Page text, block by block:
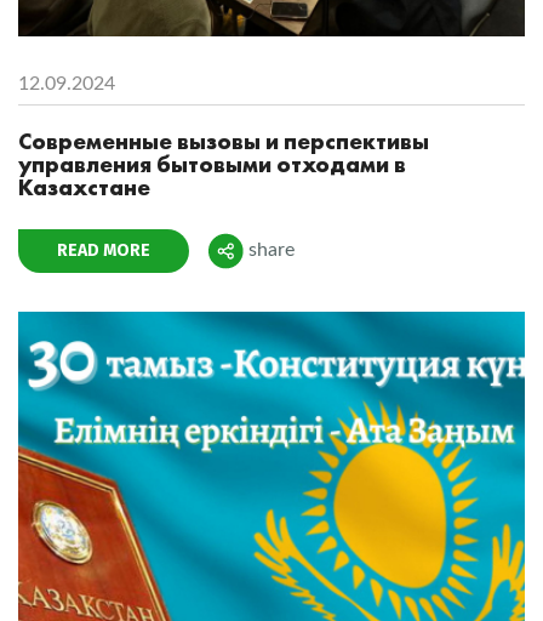
12.09.2024
Современные вызовы и перспективы
управления бытовыми отходами в
Казахстане
READ MORE Поделиться
share